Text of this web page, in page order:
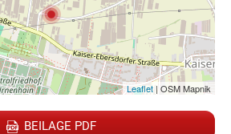
Leaflet | OSM Mapnik
BEILAGE PDF